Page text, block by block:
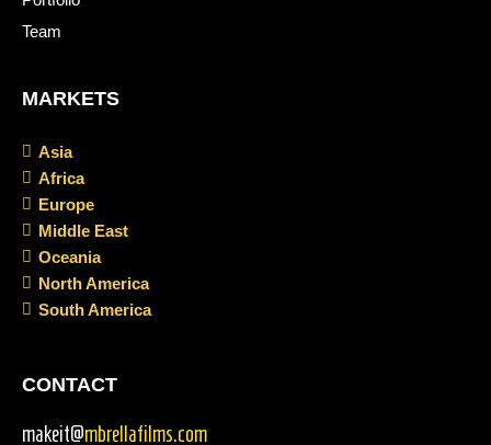
Team
MARKETS
Asia
Africa
Europe
Middle East
Oceania
North America
South America
CONTACT
makeit@mbrellafilms.com